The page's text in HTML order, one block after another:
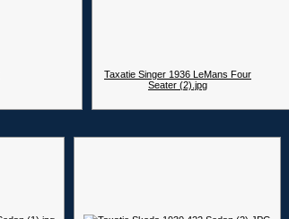
Taxatie Singer 1936 LeMans Four
Seater (2).jpg